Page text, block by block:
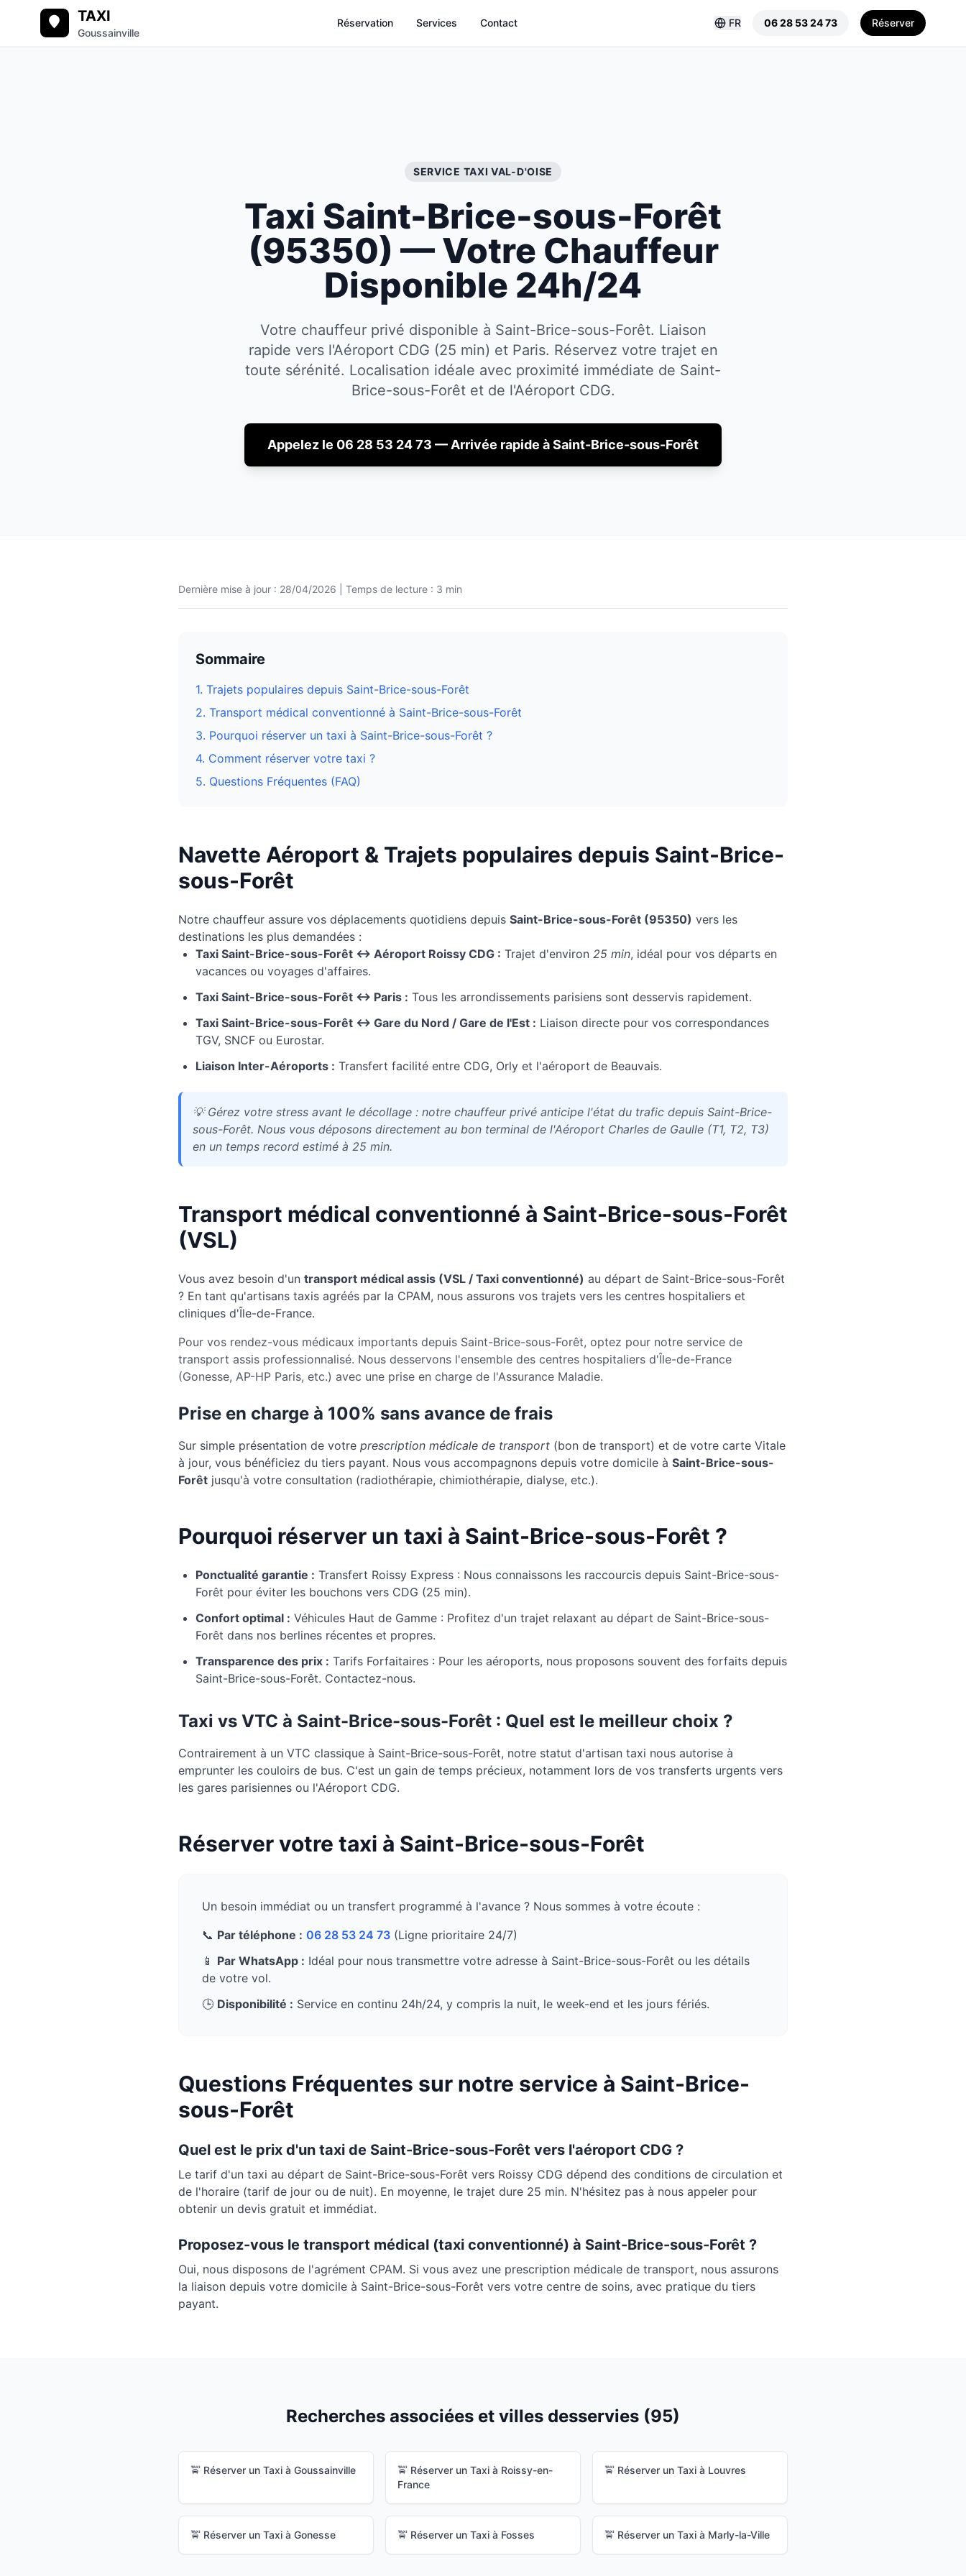
TAXI
Goussainville
Réservation Services Contact FR 06 28 53 24 73 Réserver
SERVICE TAXIVAL-D'OISE
Taxi Saint-Brice-sous-Forêt
(95350) — Votre Chauffeur
Disponible 24h/24
Votre chauffeur privé disponible à Saint-Brice-sous-Forêt. Liaison
rapide vers l'Aéroport CDG (25 min) et Paris. Réservez votre trajet en
toute sérénité. Localisation idéale avec proximité immédiate de Saint-
Brice-sous-Forêtet de l'Aéroport CDG.
Appelez le 06 28 53 24 73 — Arrivée rapide àSaint-Brice-sous-Forêt
Dernière mise à jour : 28/04/2026 | Temps de lecture : 3 min
Sommaire
1. Trajets populaires depuis Saint-Brice-sous-Forêt
2. Transport médical conventionné à Saint-Brice-sous-Forêt
3. Pourquoi réserver un taxi à Saint-Brice-sous-Forêt ?
4. Comment réserver votre taxi ?
5. Questions Fréquentes (FAQ)
Navette Aéroport & Trajets populaires depuis Saint-Brice-
sous-Forêt
Notre chauffeur assure vos déplacements quotidiens depuis Saint-Brice-sous-Forêt (95350) vers les
destinations les plus demandées :
Taxi Saint-Brice-sous-Forêt ↔ Aéroport Roissy CDG : Trajet d'environ 25 min, idéal pour vos départs en
vacances ou voyages d'affaires.
Taxi Saint-Brice-sous-Forêt ↔ Paris : Tous les arrondissements parisiens sont desservis rapidement.
Taxi Saint-Brice-sous-Forêt ↔ Gare du Nord / Gare de l'Est : Liaison directe pour vos correspondances
TGV, SNCF ou Eurostar.
Liaison Inter-Aéroports : Transfert facilité entre CDG, Orly et l'aéroport de Beauvais.
💡 Gérez votre stress avant le décollage : notre chauffeur privé anticipe l'état du trafic depuis Saint-Brice-
sous-Forêt. Nous vous déposons directement au bon terminal de l'Aéroport Charles de Gaulle (T1, T2, T3)
en un temps record estimé à 25 min.
Transport médical conventionné à Saint-Brice-sous-Forêt
(VSL)
Vous avez besoin d'un transport médical assis (VSL / Taxi conventionné) au départ de Saint-Brice-sous-Forêt
? En tant qu'artisans taxis agréés par la CPAM, nous assurons vos trajets vers les centres hospitaliers et
cliniques d'Île-de-France.
Pour vos rendez-vous médicaux importants depuis Saint-Brice-sous-Forêt, optez pour notre service de
transport assis professionnalisé. Nous desservons l'ensemble des centres hospitaliers d'Île-de-France
(Gonesse, AP-HP Paris, etc.) avec une prise en charge de l'Assurance Maladie.
Prise en charge à 100% sans avance de frais
Sur simple présentation de votre prescription médicale de transport (bon de transport) et de votre carte Vitale
à jour, vous bénéficiez du tiers payant. Nous vous accompagnons depuis votre domicile à Saint-Brice-sous-
Forêt jusqu'à votre consultation (radiothérapie, chimiothérapie, dialyse, etc.).
Pourquoi réserver un taxi à Saint-Brice-sous-Forêt ?
Ponctualité garantie : Transfert Roissy Express : Nous connaissons les raccourcis depuis Saint-Brice-sous-
Forêt pour éviter les bouchons vers CDG (25 min).
Confort optimal : Véhicules Haut de Gamme : Profitez d'un trajet relaxant au départ de Saint-Brice-sous-
Forêt dans nos berlines récentes et propres.
Transparence des prix : Tarifs Forfaitaires : Pour les aéroports, nous proposons souvent des forfaits depuis
Saint-Brice-sous-Forêt. Contactez-nous.
Taxi vs VTC à Saint-Brice-sous-Forêt : Quel est le meilleur choix ?
Contrairement à un VTC classique à Saint-Brice-sous-Forêt, notre statut d'artisan taxi nous autorise à
emprunter les couloirs de bus. C'est un gain de temps précieux, notamment lors de vos transferts urgents vers
les gares parisiennes ou l'Aéroport CDG.
Réserver votre taxi à Saint-Brice-sous-Forêt
Un besoin immédiat ou un transfert programmé à l'avance ? Nous sommes à votre écoute :
📞 Par téléphone : 06 28 53 24 73 (Ligne prioritaire 24/7)
📱 Par WhatsApp : Idéal pour nous transmettre votre adresse à Saint-Brice-sous-Forêt ou les détails
de votre vol.
🕒 Disponibilité : Service en continu 24h/24, y compris la nuit, le week-end et les jours fériés.
Questions Fréquentes sur notre service à Saint-Brice-
sous-Forêt
Quel est le prix d'un taxi de Saint-Brice-sous-Forêt vers l'aéroport CDG ?
Le tarif d'un taxi au départ de Saint-Brice-sous-Forêt vers Roissy CDG dépend des conditions de circulation et
de l'horaire (tarif de jour ou de nuit). En moyenne, le trajet dure 25 min. N'hésitez pas à nous appeler pour
obtenir un devis gratuit et immédiat.
Proposez-vous le transport médical (taxi conventionné) à Saint-Brice-sous-Forêt ?
Oui, nous disposons de l'agrément CPAM. Si vous avez une prescription médicale de transport, nous assurons
la liaison depuis votre domicile à Saint-Brice-sous-Forêt vers votre centre de soins, avec pratique du tiers
payant.
Recherches associées et villes desservies (95)
🚖 Réserver un Taxi à Goussainville 🚖 Réserver un Taxi à Roissy-en-
France
🚖 Réserver un Taxi à Louvres
🚖 Réserver un Taxi à Gonesse 🚖 Réserver un Taxi à Fosses 🚖 Réserver un Taxi à Marly-la-Ville